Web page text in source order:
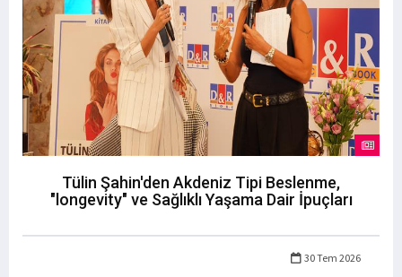
Tülin Şahin'den Akdeniz Tipi Beslenme,
"longevity" ve Sağlıklı Yaşama Dair İpuçları
30 Tem 2026